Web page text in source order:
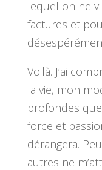
lequel on ne
factures et
Voilà. J’ai
la vie, mon
profondes
force et
dérangera.
autres ne